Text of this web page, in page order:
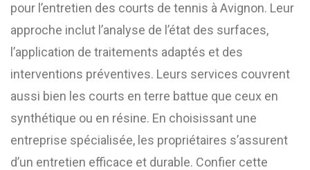
pour l’entretien des courts de tennis à Avignon. Leur
approche inclut l’analyse de l’état des surfaces,
l’application de traitements adaptés et des
interventions préventives. Leurs services couvrent
aussi bien les courts en terre battue que ceux en
synthétique ou en résine. En choisissant une
entreprise spécialisée, les propriétaires s’assurent
d’un entretien efficace et durable. Confier cette